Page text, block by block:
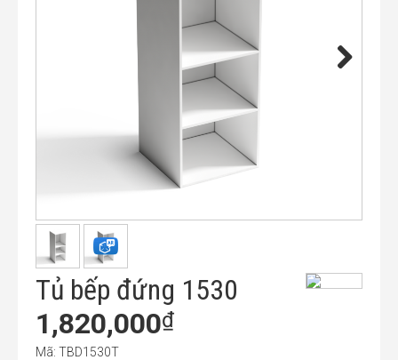
Tủ bếp đứng 1530
1,820,000₫
Mã: TBD1530T